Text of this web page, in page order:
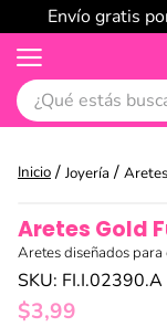
Envío gratis
¿Qué estás
Joyería Aretes
Aretes Gold
Aretes diseñados
SKU: FI.I.02390.A
$3,99